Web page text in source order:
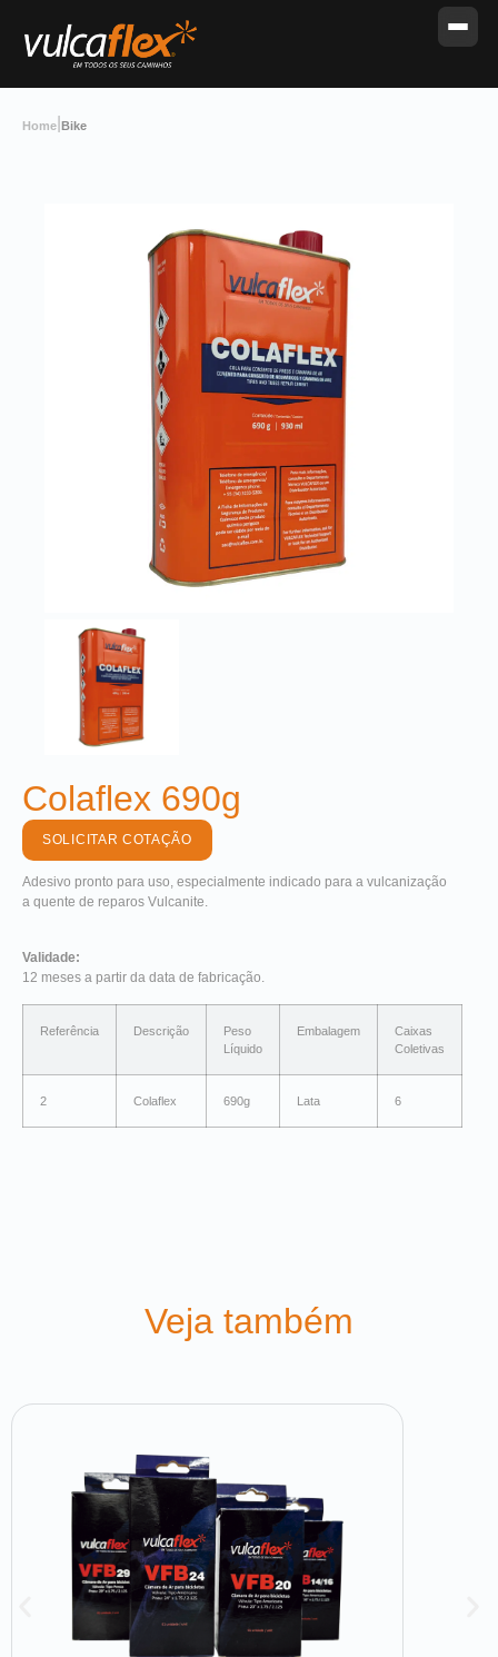
Home Bike
Colaflex 690g
SOLICITAR COTAÇÃO
Adesivo pronto para uso, especialmente indicado para a vulcanização
a quente de reparos Vulcanite.
Validade:
12 meses a partir da data de fabricação.
Referência Descrição
Peso
Líquido
Embalagem
Caixas
Coletivas
2 Colaflex 690g Lata 6
Veja também